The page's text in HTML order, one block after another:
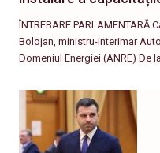
ÎNTREBARE
Bolojan, ministru-interimar
Domeniul Energiei (ANRE) De